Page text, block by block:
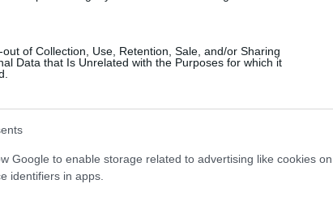
of Collection, Use, Retention, Sale, and/or Sharing
Data that Is Unrelated with the Purposes for which it
Google to enable storage related to advertising like cookies on
identifiers in apps.
az EGRI ÜGYEK Google Hírek oldalán!